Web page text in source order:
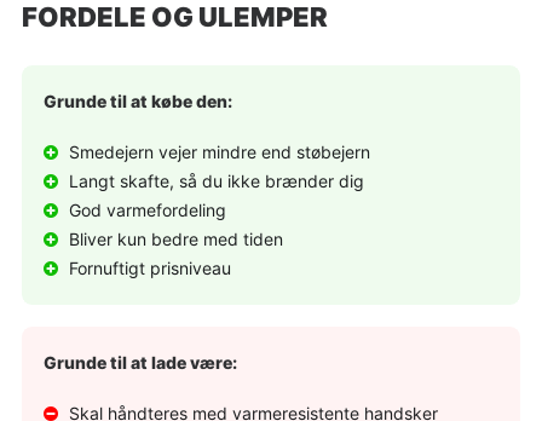
FORDELE OG ULEMPER
Grunde til at købe den:
Smedejern vejer mindre end støbejern
Langt skafte, så du ikke brænder dig
God varmefordeling
Bliver kun bedre med tiden
Fornuftigt prisniveau
Grunde til at lade være:
Skal håndteres med varmeresistente handsker